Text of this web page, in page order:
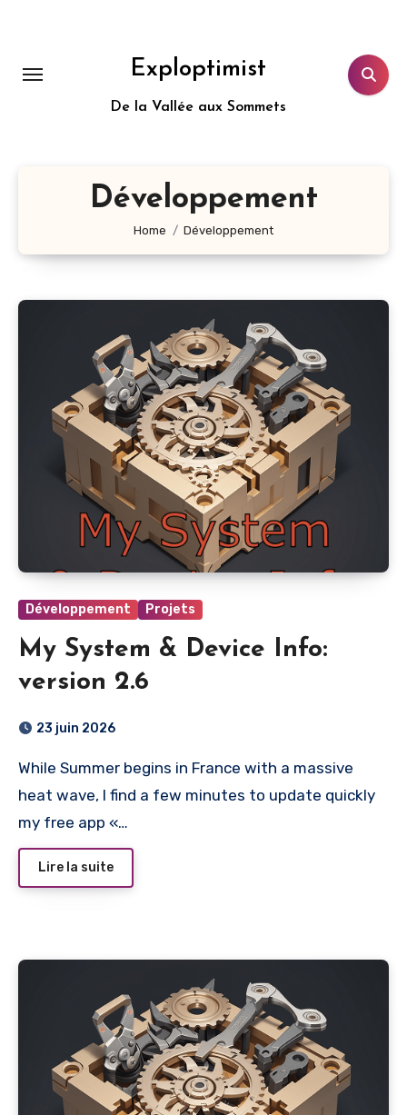
Exploptimist
De la Vallée aux Sommets
Développement
Home Développement
Développement Projets
My System & Device Info:
version 2.6
23 juin 2026
While Summer begins in France with a massive
heat wave, I find a few minutes to update quickly
my free app «…
Lire la suite